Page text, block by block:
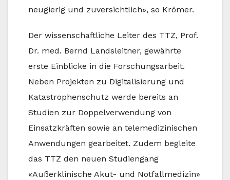
neugierig und zuversichtlich», so Krömer.
Der wissenschaftliche Leiter des TTZ, Prof.
Dr. med. Bernd Landsleitner, gewährte
erste Einblicke in die Forschungsarbeit.
Neben Projekten zu Digitalisierung und
Katastrophenschutz werde bereits an
Studien zur Doppelverwendung von
Einsatzkräften sowie an telemedizinischen
Anwendungen gearbeitet. Zudem begleite
das TTZ den neuen Studiengang
«Außerklinische Akut- und Notfallmedizin»